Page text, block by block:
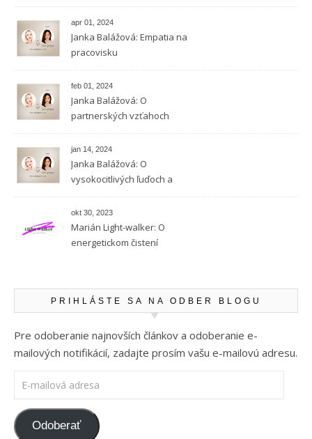
apr 01, 2024
Janka Balážová: Empatia na
pracovisku
feb 01, 2024
Janka Balážová: O
partnerských vzťahoch
jan 14, 2024
Janka Balážová: O
vysokocitlivých ľuďoch a
okt 30, 2023
Marián Light-walker: O
energetickom čistení
PRIHLÁSTE SA NA ODBER BLOGU
Pre odoberanie najnovších článkov a odoberanie e-
mailových notifikácií, zadajte prosím vašu e-mailovú adresu.
E-mailová adresa
Odoberať